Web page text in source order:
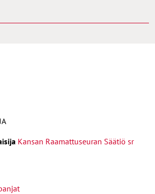
Kansan Raamattuseuran Säätiö sr